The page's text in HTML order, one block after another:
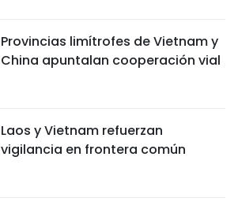
Provincias limítrofes de Vietnam y
China apuntalan cooperación vial
Laos y Vietnam refuerzan
vigilancia en frontera común